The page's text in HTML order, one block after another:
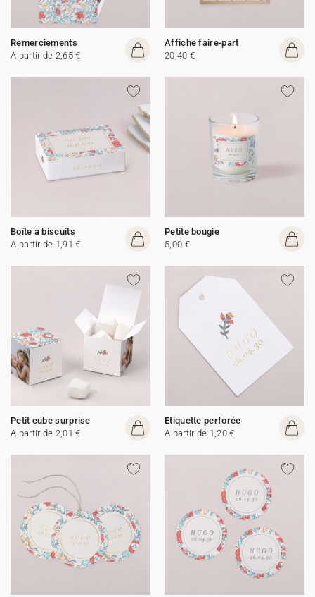
Remerciements
A partir de 2,65 €
Affiche faire-part
20,40 €
Boîte à biscuits
A partir de 1,91 €
Petite bougie
5,00 €
Petit cube surprise
A partir de 2,01 €
Etiquette perforée
A partir de 1,20 €